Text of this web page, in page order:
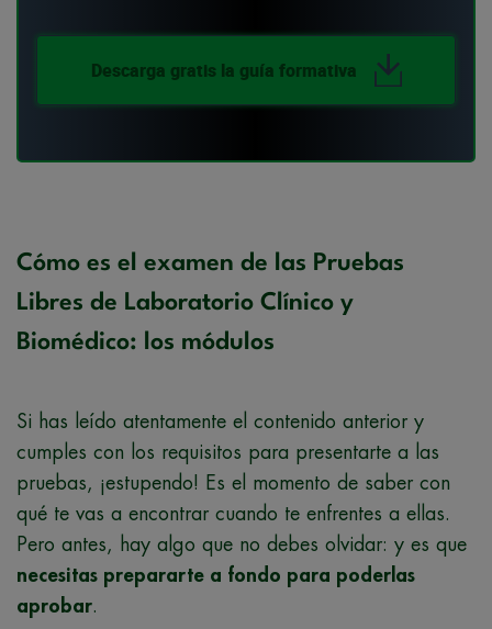
Descarga gratis la guía formativa
Cómo es el examen de las Pruebas
Libres de Laboratorio Clínico y
Biomédico: los módulos
Si has leído atentamente el contenido anterior y
cumples con los requisitos para presentarte a las
pruebas, ¡estupendo! Es el momento de saber con
qué te vas a encontrar cuando te enfrentes a ellas.
Pero antes, hay algo que no debes olvidar: y es que
necesitas prepararte a fondo para poderlas
aprobar